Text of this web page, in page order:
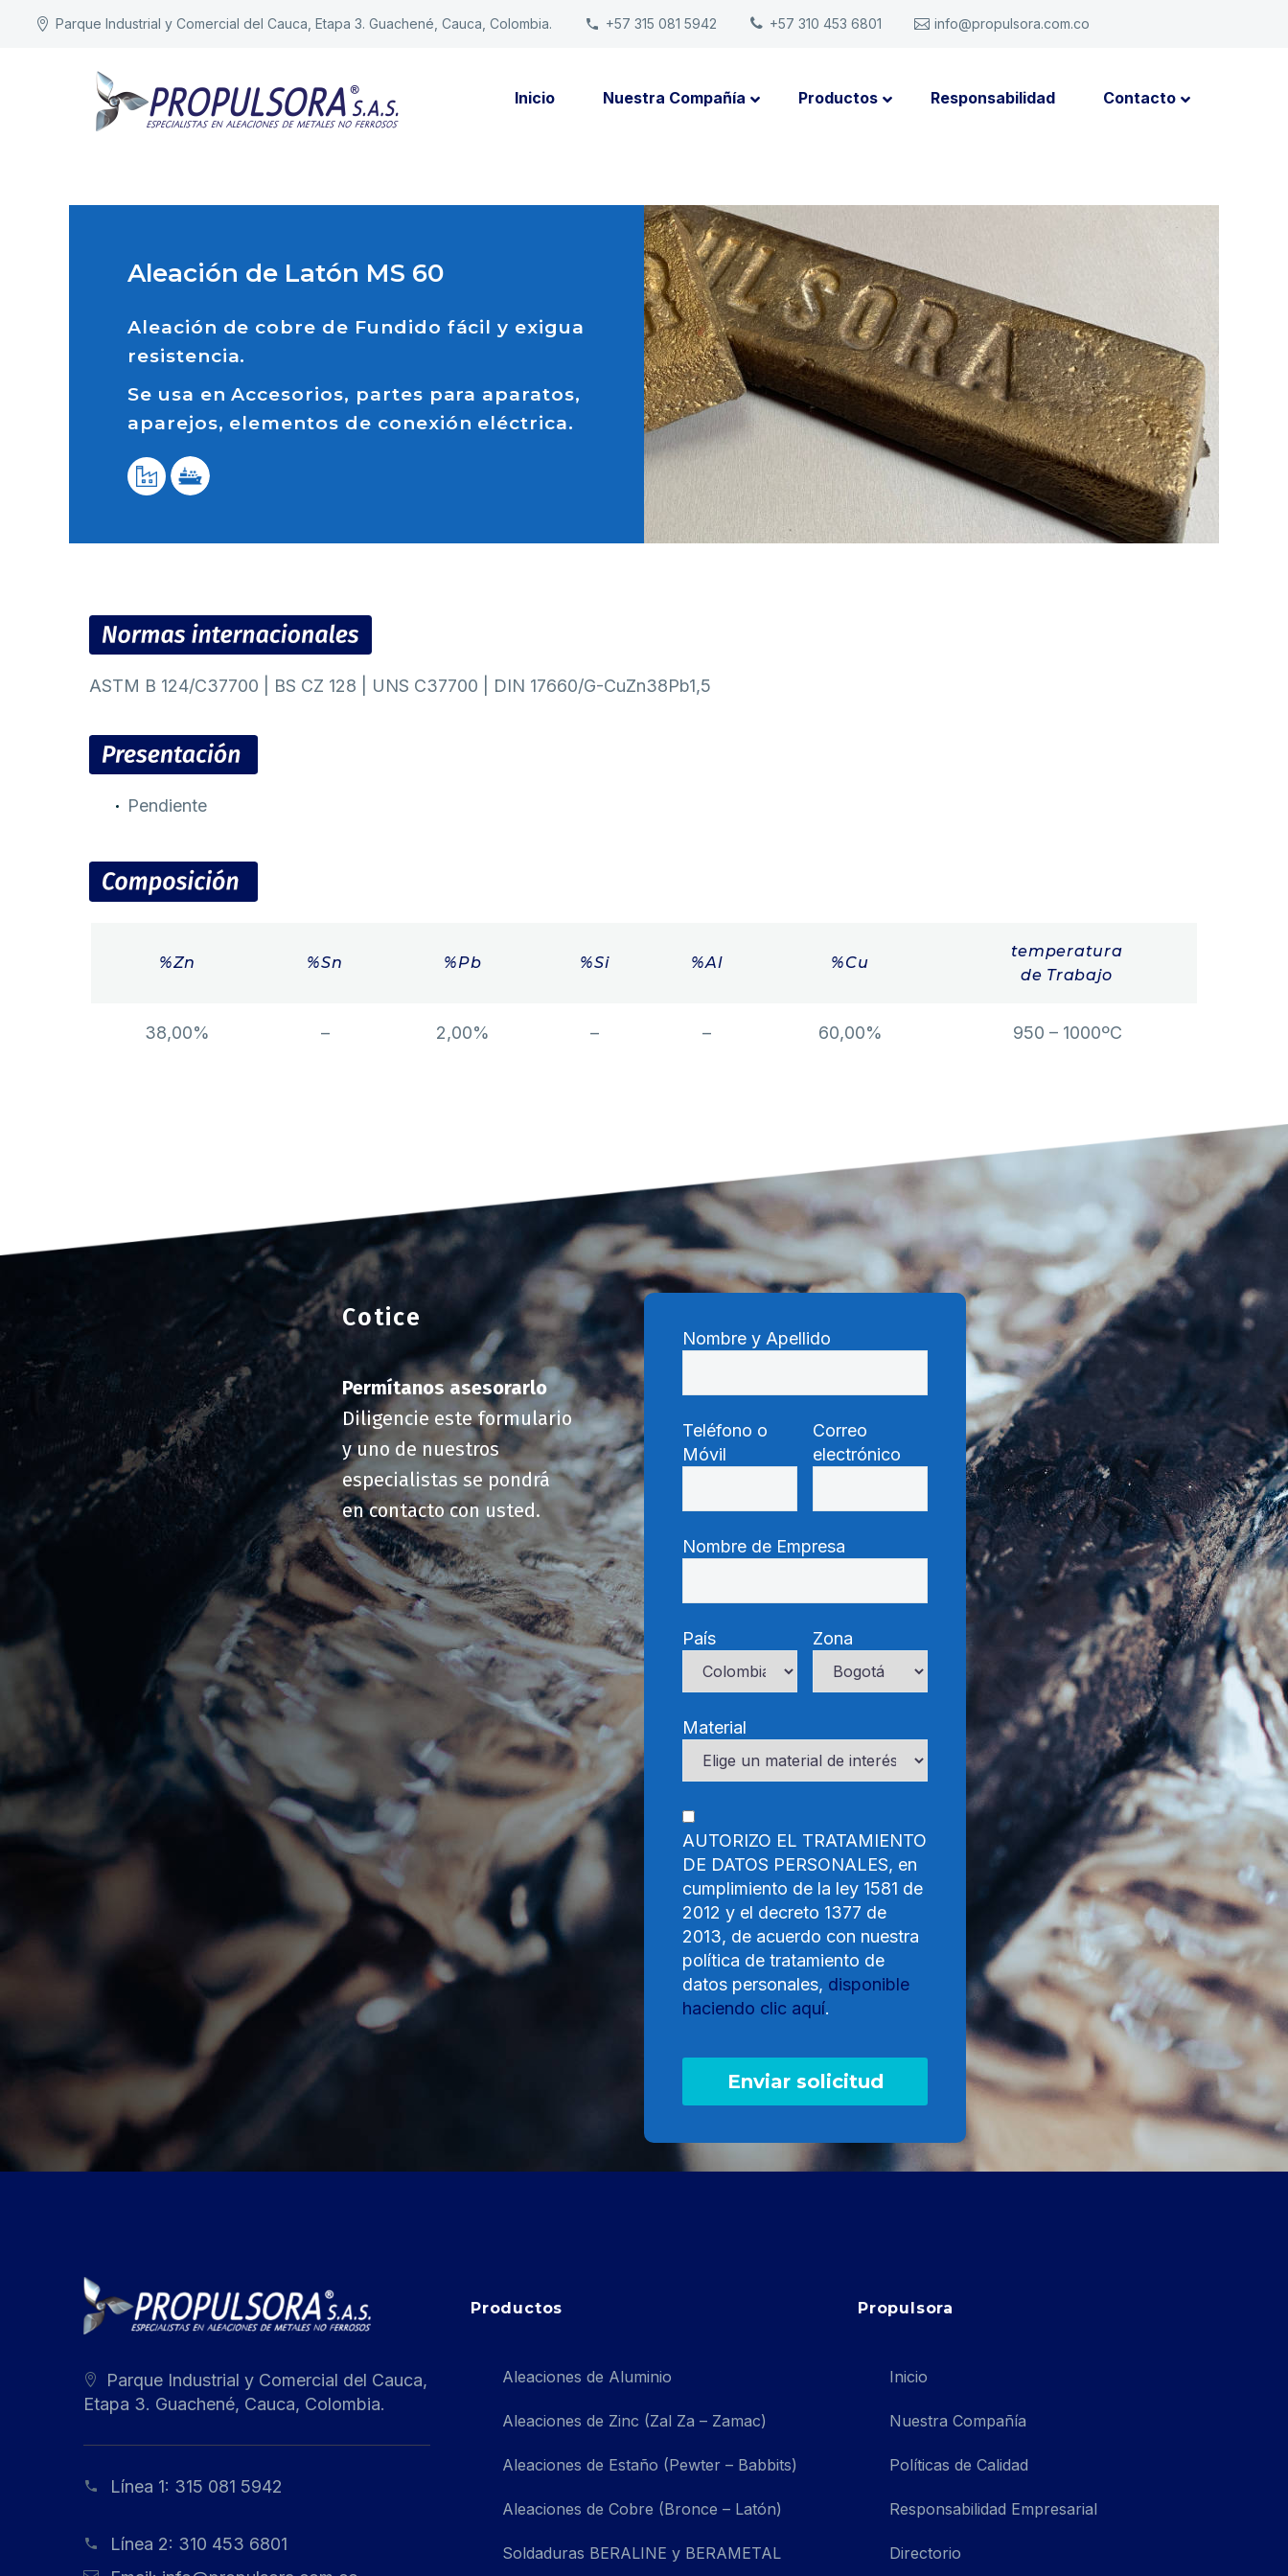
Parque Industrial y Comercial del Cauca, Etapa 3. Guachené, Cauca, Colombia. +57 315 081 5942 +57 310 453 6801 info@propulsora.com.co
Inicio Nuestra Compañía Productos Responsabilidad Contacto
Aleación de Latón MS 60
Aleación de cobre de Fundido fácil y exigua
resistencia.
Se usa en Accesorios, partes para aparatos,
aparejos, elementos de conexión eléctrica.
ASTM B 124/C37700 | BS CZ 128 | UNS C37700 | DIN 17660/G-CuZn38Pb1,5
Pendiente
%Zn %Sn %Pb %Si %Al %Cu
temperatura
de Trabajo
38,00% – 2,00% – – 60,00% 950 – 1000ºC
Cotice
Permítanos asesorarlo
Diligencie este formulario
y uno de nuestros
especialistas se pondrá
en contacto con usted.
Nombre y Apellido
Teléfono o
Móvil
Correo
electrónico
Nombre de Empresa
País Zona
Material
AUTORIZO EL TRATAMIENTO
DE DATOS PERSONALES, en
cumplimiento de la ley 1581 de
2012 y el decreto 1377 de
2013, de acuerdo con nuestra
política de tratamiento de
datos personales, disponible
haciendo clic aquí.
Parque Industrial y Comercial del Cauca,
Etapa 3. Guachené, Cauca, Colombia.
Línea 1: 315 081 5942
Línea 2: 310 453 6801
Productos
Aleaciones de Aluminio
Aleaciones de Zinc (Zal Za – Zamac)
Aleaciones de Estaño (Pewter – Babbits)
Aleaciones de Cobre (Bronce – Latón)
Soldaduras BERALINE y BERAMETAL
Propulsora
Inicio
Nuestra Compañía
Políticas de Calidad
Responsabilidad Empresarial
Directorio